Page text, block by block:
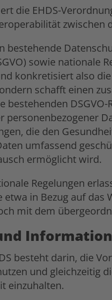
die EHDS-
zwischen
bestehende
sowie nationale
konkretisiert also
schafft einen
bestehenden
personenbezogener
die den
umfassend
ermöglicht wird.
Regelungen
etwa in Bezug auf
mit dem
besteht darin, die
und gleichzeitig
einzuhalten.